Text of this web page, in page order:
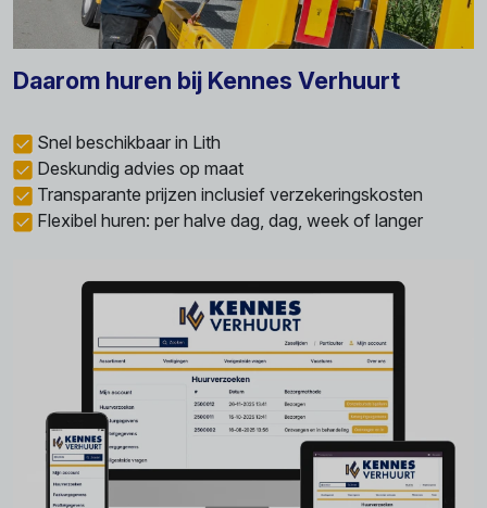
Daarom huren bij Kennes Verhuurt
Snel beschikbaar in Lith
Deskundig advies op maat
Transparante prijzen inclusief verzekeringskosten
Flexibel huren: per halve dag, dag, week of langer